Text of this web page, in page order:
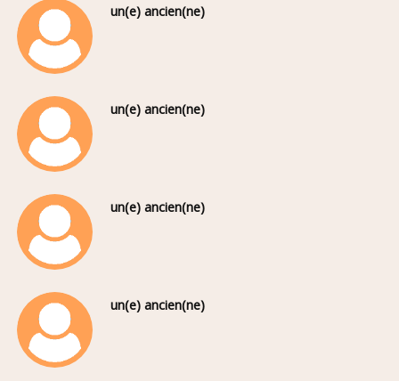
un(e) ancien(ne)
un(e) ancien(ne)
un(e) ancien(ne)
un(e) ancien(ne)